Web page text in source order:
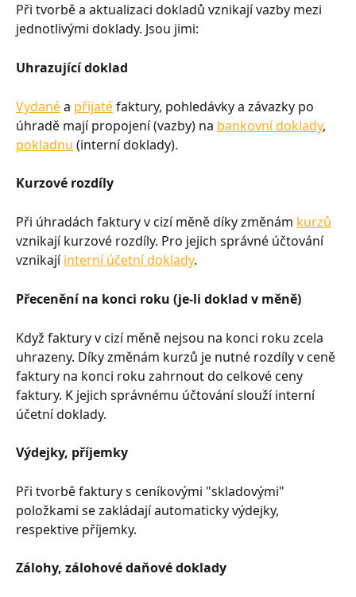
Při tvorbě a aktualizaci dokladů vznikají vazby mezi
jednotlivými doklady. Jsou jimi:
Uhrazující doklad
Vydané a přijaté faktury, pohledávky a závazky po
úhradě mají propojení (vazby) na bankovní doklady,
pokladnu (interní doklady).
Kurzové rozdíly
Při úhradách faktury v cizí měně díky změnám kurzů
vznikají kurzové rozdíly. Pro jejich správné účtování
vznikají interní účetní doklady.
Přecenění na konci roku (je-li doklad v měně)
Když faktury v cizí měně nejsou na konci roku zcela
uhrazeny. Díky změnám kurzů je nutné rozdíly v ceně
faktury na konci roku zahrnout do celkové ceny
faktury. K jejich správnému účtování slouží interní
účetní doklady.
Výdejky, příjemky
Při tvorbě faktury s ceníkovými "skladovými"
položkami se zakládají automaticky výdejky,
respektive příjemky.
Zálohy, zálohové daňové doklady